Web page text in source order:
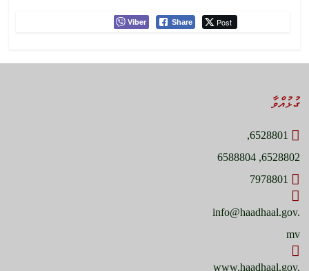
Viber Share Post
ގުޅުއްވާ
6528801,
6528802, 6588804
info@haadhaal.gov.
mv
www.haadhaal.gov.